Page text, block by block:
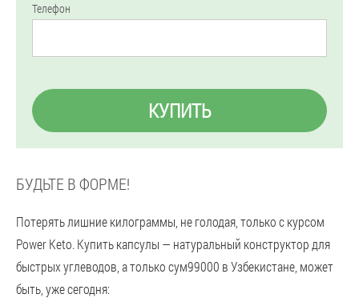
Телефон
КУПИТЬ
БУДЬТЕ В ФОРМЕ!
Потерять лишние килограммы, не голодая, только с курсом
Power Keto. Купить капсулы — натуральный конструктор для
быстрых углеводов, а только сум99000 в Узбекистане, может
быть, уже сегодня: